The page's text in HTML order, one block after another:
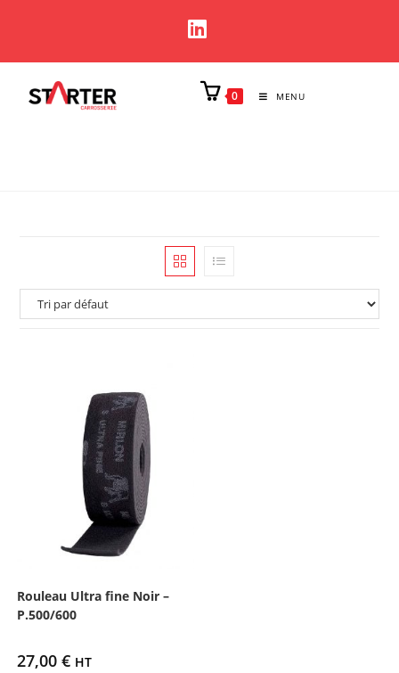
0 MENU
Rouleau Ultra fine Noir –
P.500/600
27,00 € HT